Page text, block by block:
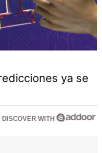
ya se
DISCOVER WITH